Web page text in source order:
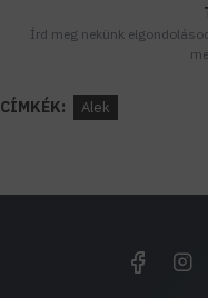
Írd meg nekünk
CÍMKÉK: Alek